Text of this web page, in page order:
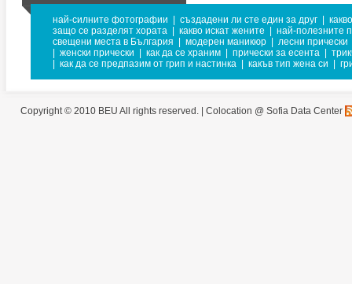
най-силните фотографии създадени ли сте един за друг
защо се разделят хората
какво искат жените
най-полезните
свещени места в България
модерен маникюр
лесни прически
женски прически как да се храним прически за есента
как да се предпазим от грип и настинка какъв тип жена си
Copyright © 2010 BEU All rights reserved. | Colocation @ Sofia Data Center